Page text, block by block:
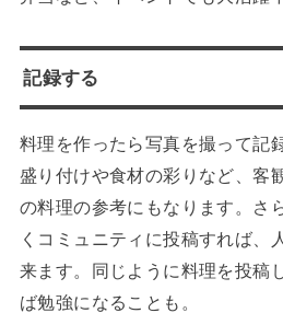
記録する
料理を作ったら写真を撮って記
盛り付けや食材の彩りなど、客
の料理の参考にもなります。さ
くコミュニティに投稿すれば、
来ます。同じように料理を投稿
ば勉強になることも。